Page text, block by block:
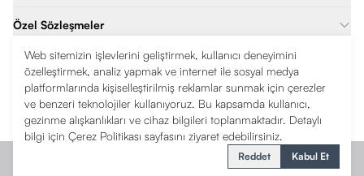
Web sitemizin işlevlerini geliştirmek, kullanıcı deneyimini
özelleştirmek, analiz yapmak ve internet ile sosyal medya
platformlarında kişiselleştirilmiş reklamlar sunmak için çerezler
ve benzeri teknolojiler kullanıyoruz. Bu kapsamda kullanıcı,
gezinme alışkanlıkları ve cihaz bilgileri toplanmaktadır. Detaylı
bilgi için Çerez Politikası sayfasını ziyaret edebilirsiniz.
Reddet Kabul Et
Özel Sözleşmeler
İletişim
0850 377 8041
Çerkeşli OSB, imes 10. cd No:4, 41455 Dilovası/Kocaeli